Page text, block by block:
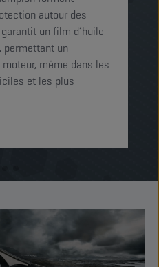
autour des
un film d’huile
permettant un
même dans les
et les plus